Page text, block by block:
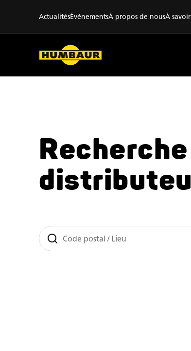
ActualitésÉvénementsÀ propos de nousÀ savoir